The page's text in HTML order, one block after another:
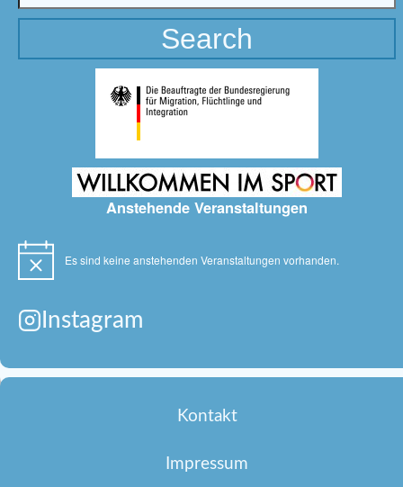
Anstehende Veranstaltungen
Hinweis Es sind keine anstehenden Veranstaltungen vorhanden.
Instagram
Kontakt
Impressum